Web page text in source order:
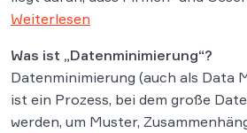
Weiterlesen
Was ist „Datenminimierung“?
Datenminimierung (auch als Data
ist ein Prozess, bei dem große
werden, um Muster,